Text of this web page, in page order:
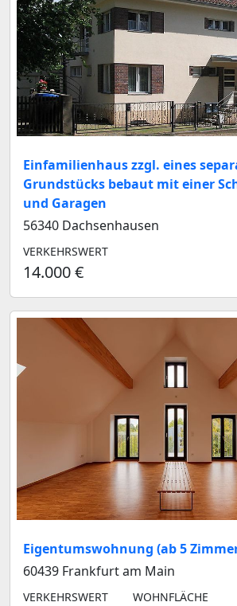
Einfamilienhaus zzgl. eines
Grundstücks bebaut mit einer
und Garagen
56340 Dachsenhausen
VERKEHRSWERT
14.000 €
Eigentumswohnung (ab 5
60439 Frankfurt am Main
VERKEHRSWERT
WOHNFLÄCHE